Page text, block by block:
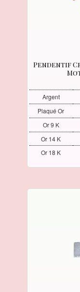
Pendentif
Argent
Plaqué Or
Or 9 K
Or 14 K
Or 18 K